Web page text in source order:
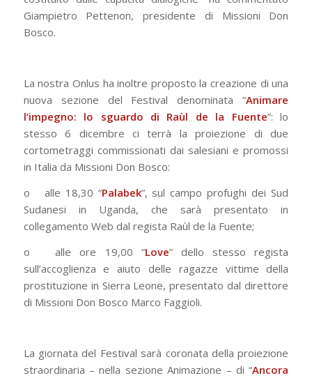
Giampietro Pettenon, presidente di Missioni Don
Bosco.
La nostra Onlus ha inoltre proposto la creazione di una
nuova sezione del Festival denominata “Animare
l’impegno: lo sguardo di Raùl de la Fuente”: lo
stesso 6 dicembre ci terrà la proiezione di due
cortometraggi commissionati dai salesiani e promossi
in Italia da Missioni Don Bosco:
o alle 18,30 “Palabek”, sul campo profughi dei Sud
Sudanesi in Uganda, che sarà presentato in
collegamento Web dal regista Raùl de la Fuente;
oalle ore 19,00 “Love” dello stesso regista
sull’accoglienza e aiuto delle ragazze vittime della
prostituzione in Sierra Leone, presentato dal direttore
di Missioni Don Bosco Marco Faggioli.
La giornata del Festival sarà coronata della proiezione
straordinaria – nella sezione Animazione – di “Ancora